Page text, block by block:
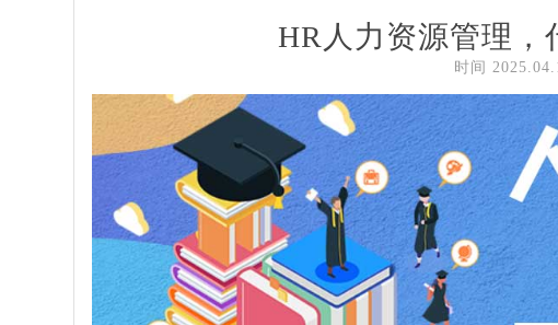
HR人力资源管理，
时间